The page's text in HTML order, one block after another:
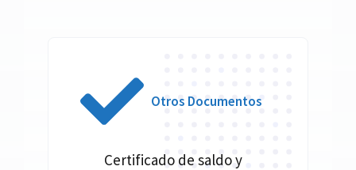
Otros Documentos
Certificado de saldo y